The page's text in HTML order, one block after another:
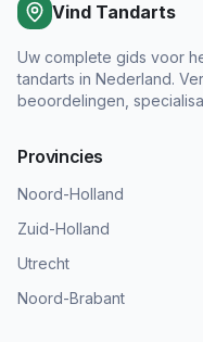
Vind Tandarts
Uw complete gids voor
tandarts in Nederland.
beoordelingen,
Provincies
Noord-Holland
Zuid-Holland
Utrecht
Noord-Brabant